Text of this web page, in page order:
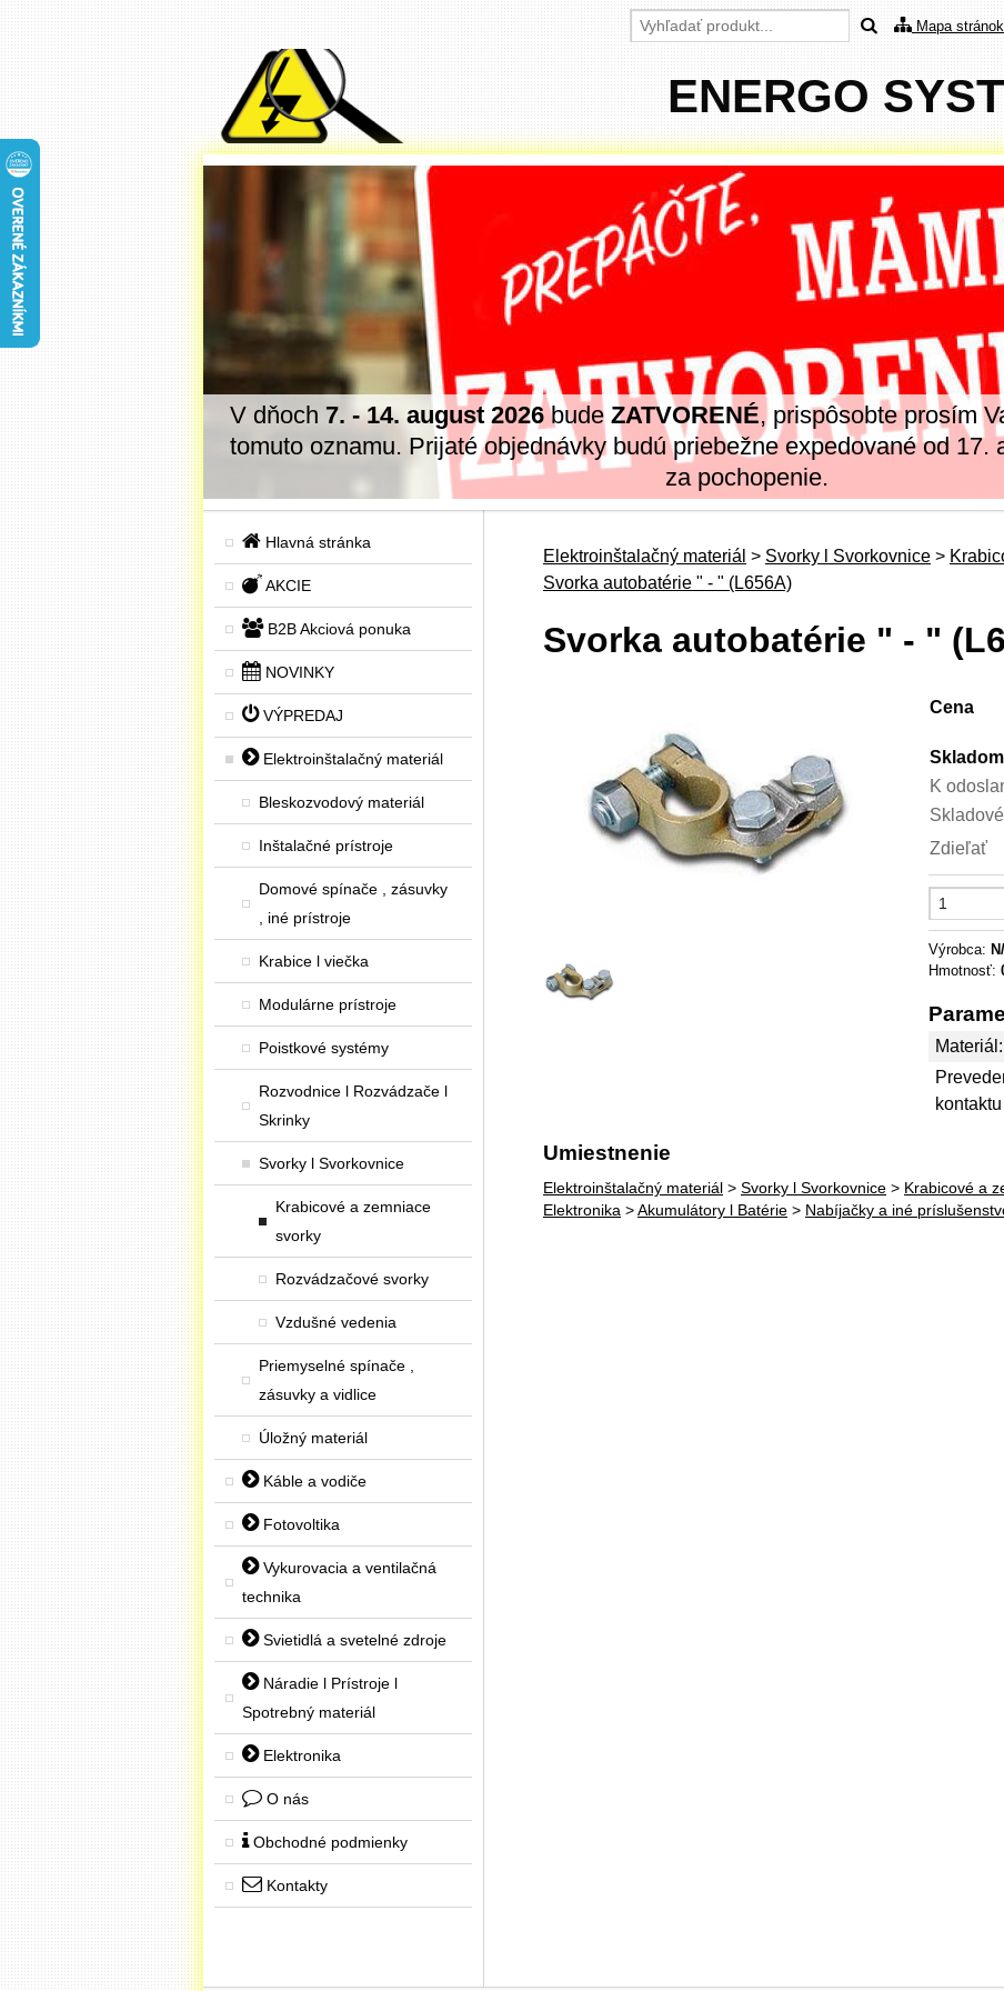
Mapa stránok
ENERGO
a dotazy
Ďakujeme
V dňoch 7. - 14. august 2026bude ZATVORENÉ, prispôsobte prosím
tomuto oznamu. Prijaté objednávky budú priebežne expedované od 17.
za pochopenie.
Elektroinštalačný materiál > Svorky l Svorkovnice >
Svorka autobatérie " - " (L656A)
Svorka autobatérie " - "
Cena
Skladom
K
Zdieľať
Výrobca:
Hmotnosť:
Materiál:
Umiestnenie
Elektroinštalačný materiál > Svorky l Svorkovnice > Krabicové a
Elektronika > Akumulátory l Batérie > Nabíjačky a iné
Hlavná stránka
AKCIE
B2B Akciová ponuka
NOVINKY
VÝPREDAJ
Elektroinštalačný materiál
Bleskozvodový materiál
Inštalačné prístroje
Domové spínače , zásuvky
, iné prístroje
Krabice l viečka
Modulárne prístroje
Poistkové systémy
Rozvodnice l Rozvádzače l
Skrinky
Svorky l Svorkovnice
Krabicové a zemniace
svorky
Rozvádzačové svorky
Vzdušné vedenia
Priemyselné spínače ,
zásuvky a vidlice
Úložný materiál
Káble a vodiče
Fotovoltika
Vykurovacia a ventilačná
technika
Svietidlá a svetelné zdroje
Náradie l Prístroje l
Spotrebný materiál
Elektronika
O nás
Obchodné podmienky
Kontakty